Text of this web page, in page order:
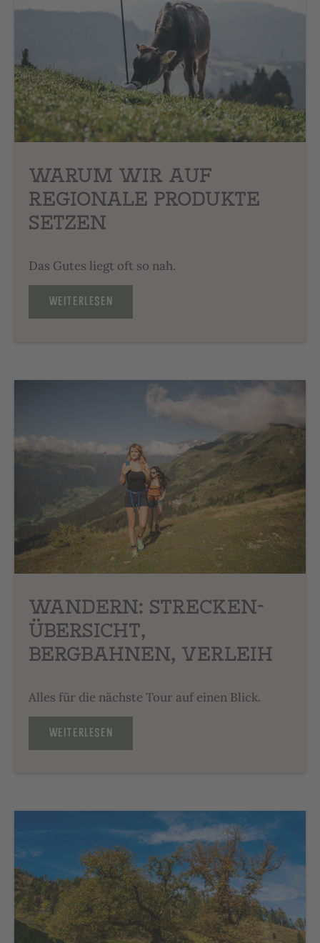
WARUM WIR AUF
REGIONALE PRODUKTE
SETZEN
Das Gutes liegt oft so nah.
WEITERLESEN
WANDERN: STRECKEN-
ÜBERSICHT,
BERGBAHNEN, VERLEIH
Alles für die nächste Tour auf einen Blick.
WEITERLESEN